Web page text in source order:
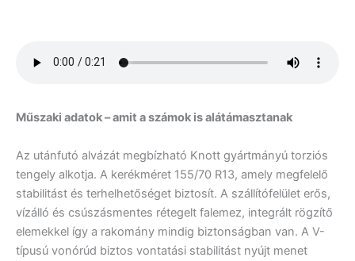
Műszaki adatok – amit a számok is alátámasztanak
Az utánfutó alvázát megbízható Knott gyártmányú torziós
tengely alkotja. A kerékméret 155/70 R13, amely megfelelő
stabilitást és terhelhetőséget biztosít. A szállítófelület erős,
vízálló és csúszásmentes rétegelt falemez, integrált rögzítő
elemekkel így a rakomány mindig biztonságban van. A V-
típusú vonórúd biztos vontatási stabilitást nyújt menet